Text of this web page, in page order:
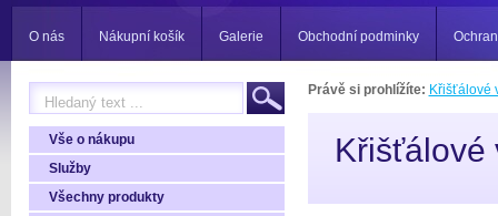
O nás Nákupní košík Galerie Obchodní podminky
Vše o nákupu
Služby
Všechny produkty
Právě si prohlížíte: Křišťálové
Křišťálové